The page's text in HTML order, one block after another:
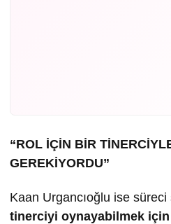
“ROL İÇİN BİR
GEREKİYORDU”
Kaan Urgancıoğlu ise süreci
tinerciyi oynayabilmek